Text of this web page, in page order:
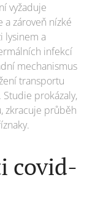
vyžaduje
a zároveň nízké
lysinem a
infekcí
mechanismus
transportu
prokázaly,
zkracuje průběh
covid-